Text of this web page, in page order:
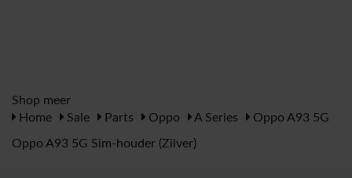
Shop meer
Home
Sale Parts Oppo A Series Oppo A93 5G
Oppo A93 5G Sim-houder (Zilver)